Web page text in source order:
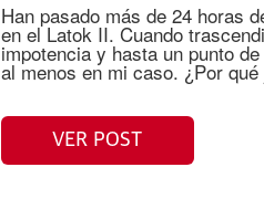
Han pasado más de 24 horas
en el Latok II. Cuando
impotencia y hasta un punto
al menos en mi caso. ¿Por
VER POST